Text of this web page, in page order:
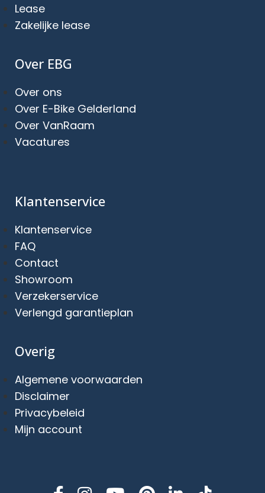
Lease
Zakelijke lease
Over EBG
Over ons
Over E-Bike Gelderland
Over VanRaam
Vacatures
Klantenservice
Klantenservice
FAQ
Contact
Showroom
Verzekerservice
Verlengd garantieplan
Overig
Algemene voorwaarden
Disclaimer
Privacybeleid
Mijn account